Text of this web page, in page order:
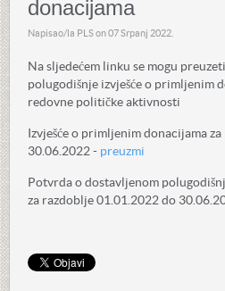
donacijama
Napisao/la PLS on07 Srpanj 2022
Na sljedećem linku se mogu
polugodišnje izvješće o primljenim
redovne političke aktivnosti
Izvješće o primljenim donacijama
30.06.2022 - preuzmi
Potvrda o dostavljenom
za razdoblje 01.01.2022 do